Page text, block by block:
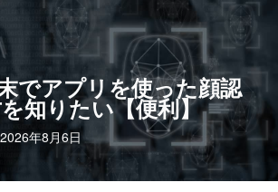
でアプリを使った顔認
知りたい【便利】
2026年8月6日